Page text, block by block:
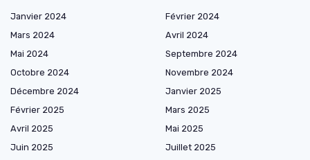
Janvier 2024
Février 2024
Mars 2024
Avril 2024
Mai 2024
Septembre 2024
Octobre 2024
Novembre 2024
Décembre 2024
Janvier 2025
Février 2025
Mars 2025
Avril 2025
Mai 2025
Juin 2025
Juillet 2025